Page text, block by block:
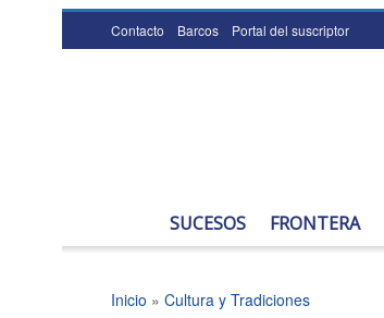
Contacto Barcos Portal del suscriptor
SUCESOS FRONTERA
Inicio » Cultura y Tradiciones